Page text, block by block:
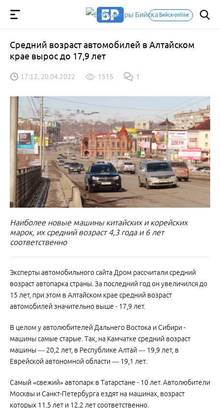
Бийск-online
Средний возраст автомобилей в Алтайском
крае вырос до 17,9 лет
17:12, 20.04.2022 1515 1
Наиболее новые машины китайских и корейских
марок, их средний возраст 4,3 года и 6 лет
соответственно
Эксперты автомобильного сайта Дром рассчитали средний
возраст автопарка страны. За последний год он увеличился до
15 лет, при этом в Алтайском крае средний возраст
автомобилей значительно выше - 17,9 лет.
В целом у автолюбителей Дальнего Востока и Сибири -
машины самые старые. Так, на Камчатке средний возраст
машины — 20,2 лет, в Республике Алтай — 19,9 лет, в
Еврейской автономной области — 19,1 лет.
Самый «свежий» автопарк в Татарстане - 10 лет. Автолюбители
Москвы и Санкт-Петербурга ездят на машинах, возраст
которых 11,5 лет и 12,2 лет соответственно.